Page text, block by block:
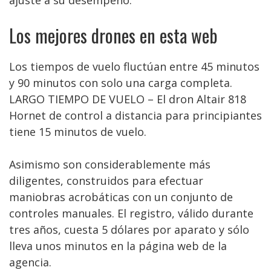
Los mejores drones en esta web
Los tiempos de vuelo fluctúan entre 45 minutos
y 90 minutos con solo una carga completa.
LARGO TIEMPO DE VUELO – El dron Altair 818
Hornet de control a distancia para principiantes
tiene 15 minutos de vuelo.
Asimismo son considerablemente más
diligentes, construidos para efectuar
maniobras acrobáticas con un conjunto de
controles manuales. El registro, válido durante
tres años, cuesta 5 dólares por aparato y sólo
lleva unos minutos en la página web de la
agencia.